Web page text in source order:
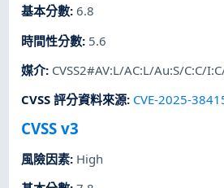
基本分數:6.8
時間性分數: 5.6
媒介: CVSS2#AV:L/AC:L/Au:S/C:C/
CVSS 評分資料來源: CVE-2025-
CVSS v3
風險因素: High